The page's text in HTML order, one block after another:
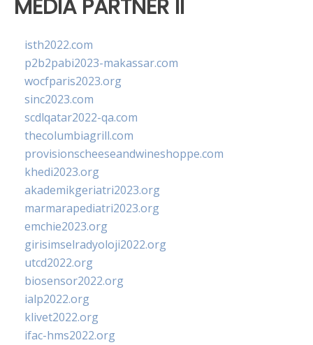
MEDIA PARTNER II
isth2022.com
p2b2pabi2023-makassar.com
wocfparis2023.org
sinc2023.com
scdlqatar2022-qa.com
thecolumbiagrill.com
provisionscheeseandwineshoppe.com
khedi2023.org
akademikgeriatri2023.org
marmarapediatri2023.org
emchie2023.org
girisimselradyoloji2022.org
utcd2022.org
biosensor2022.org
ialp2022.org
klivet2022.org
ifac-hms2022.org